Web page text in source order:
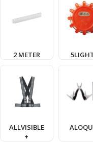
2 METER
ALLVISIBLE
+